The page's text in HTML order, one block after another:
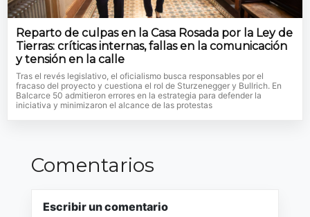
Reparto de culpas en la Casa Rosada por la Ley de
Tierras: críticas internas, fallas en la comunicación
y tensión en la calle
Tras el revés legislativo, el oficialismo busca responsables por el
fracaso del proyecto y cuestiona el rol de Sturzenegger y Bullrich. En
Balcarce 50 admitieron errores en la estrategia para defender la
iniciativa y minimizaron el alcance de las protestas
Comentarios
Escribir un comentario